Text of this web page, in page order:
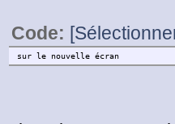
Code:
sur le nouvelle écran